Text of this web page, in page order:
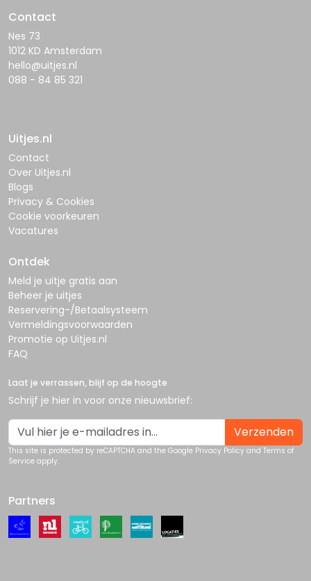
Contact
Nes 73
1012 KD Amsterdam
hello@uitjes.nl
088 - 84 85 321
Uitjes.nl
Contact
Over Uitjes.nl
Blogs
Privacy & Cookies
Cookie voorkeuren
Vacatures
Ontdek
Meld je uitje gratis aan
Beheer je uitjes
Reservering-/Betaalsysteem
Vermeldingsvoorwaarden
Promotie op Uitjes.nl
FAQ
Laat je verrassen, blijf op de hoogte
Schrijf je hier in voor onze nieuwsbrief:
Verzenden
This site is protected by reCAPTCHA and the Google Privacy Policy and Terms of
Service apply.
Partners